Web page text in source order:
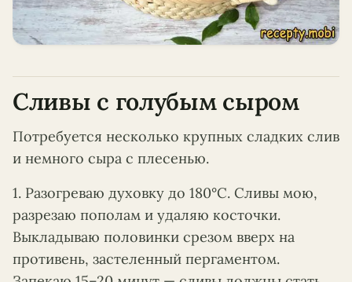
Сливы с голубым сыром
Потребуется несколько крупных сладких слив
и немного сыра с плесенью.
1. Разогреваю духовку до 180°C. Сливы мою,
разрезаю пополам и удаляю косточки.
Выкладываю половинки срезом вверх на
противень, застеленный пергаментом.